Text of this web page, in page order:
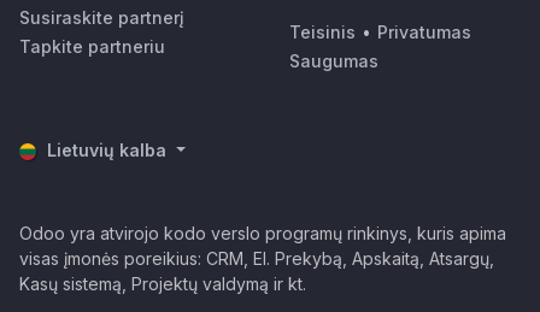
Susiraskite partnerį
Tapkite partneriu
Teisinis • Privatumas
Saugumas
Lietuvių kalba
Odoo yra atvirojo kodo verslo programų rinkinys, kuris apima
visas įmonės poreikius: CRM, El. Prekybą, Apskaitą, Atsargų,
Kasų sistemą, Projektų valdymą ir kt.